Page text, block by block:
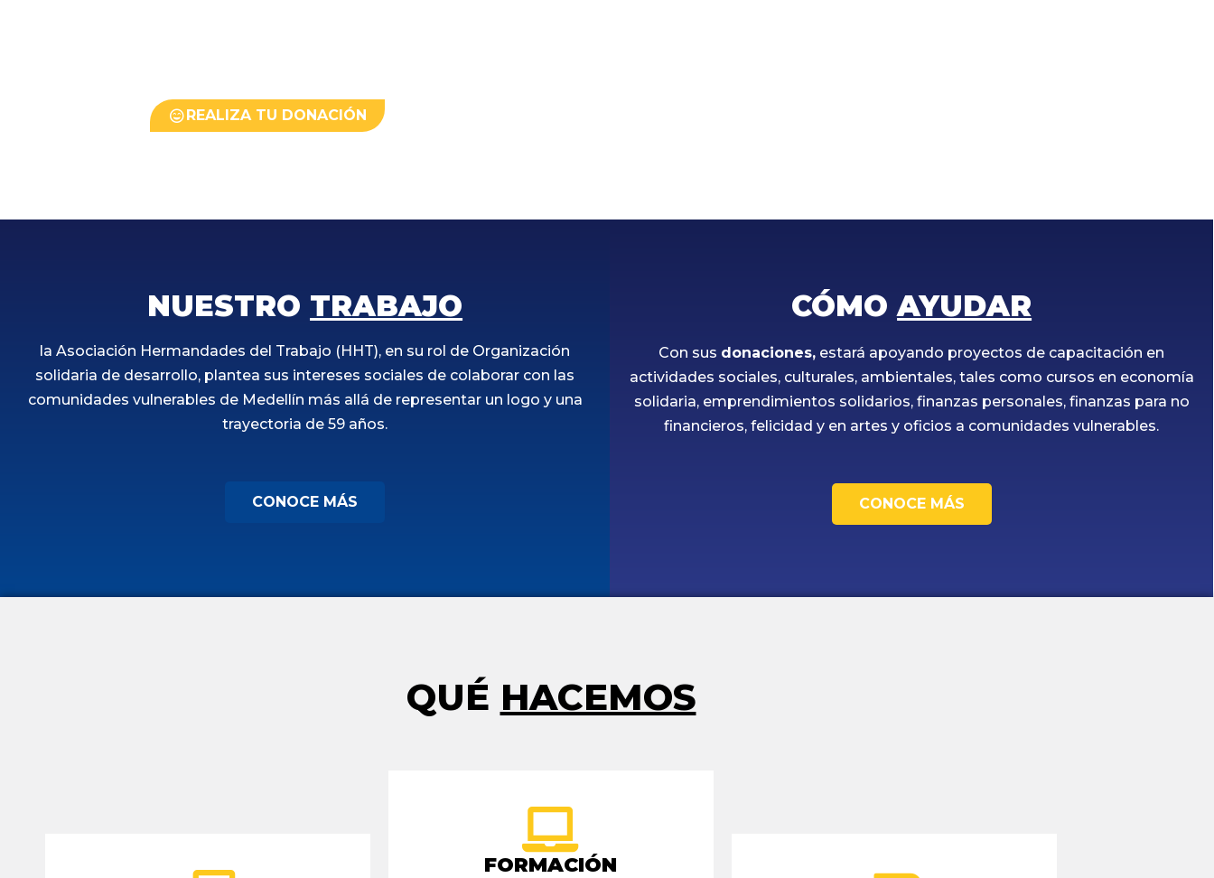
REALIZA TU DONACIÓN
NUESTRO TRABAJO
la Asociación Hermandades del Trabajo (HHT), en su rol de Organización
solidaria de desarrollo, plantea sus intereses sociales de colaborar con las
comunidades vulnerables de Medellín más allá de representar un logo y una
trayectoria de 59 años.
CONOCE MÁS
CÓMOAYUDAR
Con sus donaciones, estará apoyando proyectos de capacitación en
actividades sociales, culturales, ambientales, tales como cursos en economía
solidaria, emprendimientos solidarios, finanzas personales, finanzas para no
financieros, felicidad y en artes y oficios a comunidades vulnerables.
CONOCE MÁS
QUÉ HACEMOS
FORMACIÓN